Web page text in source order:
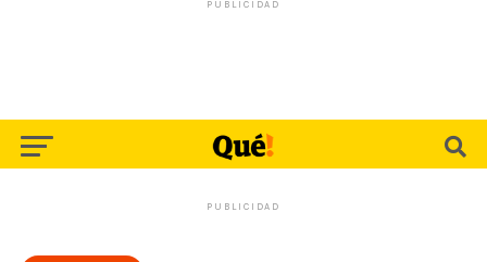
PUBLICIDAD
PUBLICIDAD